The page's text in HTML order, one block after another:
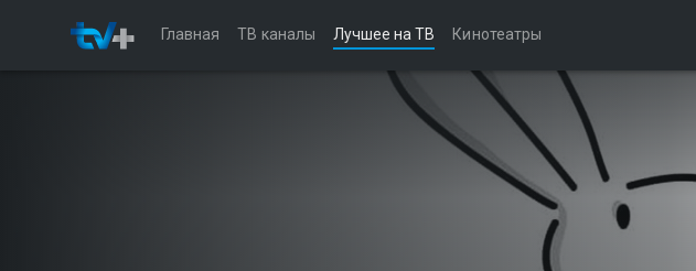
Главная ТВ каналы Лучшее на ТВ Кинотеатры